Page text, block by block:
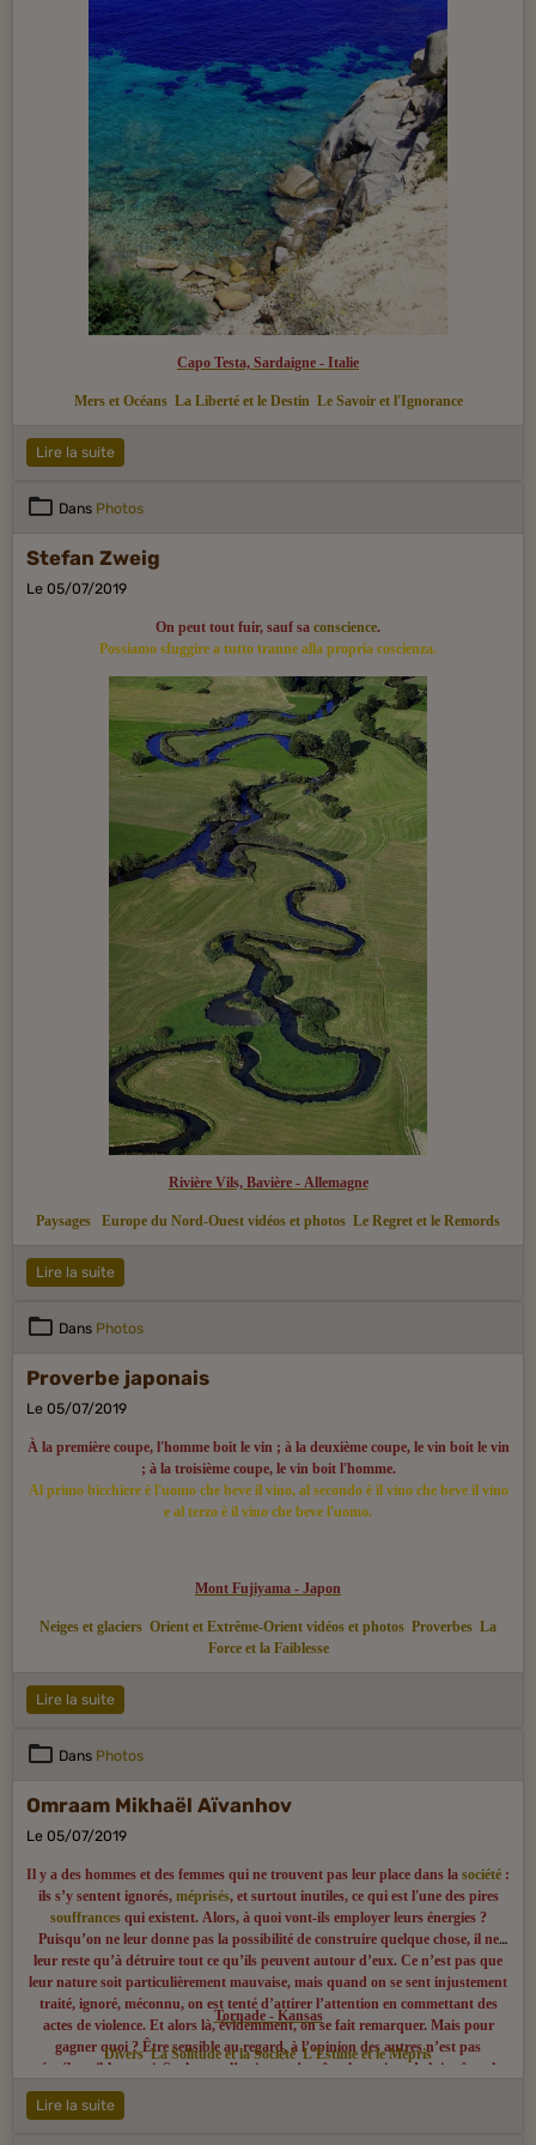
Capo Testa, Sardaigne - Italie
Mers et Océans La Liberté et le Destin Le Savoir et l'Ignorance
Lire la suite
Dans Photos
Stefan Zweig
Le 05/07/2019
On peut tout fuir, sauf sa conscience.
Possiamo sfuggire a tutto tranne alla propria coscienza.
Rivière Vils, Bavière - Allemagne
Paysages Europe du Nord-Ouest vidéos et photos Le Regret et le Remords
Lire la suite
Dans Photos
Proverbe japonais
Le 05/07/2019
À la première coupe, l'homme boit le vin ; à la deuxième coupe, le vin boit le vin
; à la troisième coupe, le vin boit l'homme.
Al primo bicchiere è l'uomo che beve il vino, al secondo è il vino che beve il vino
e al terzo è il vino che beve l'uomo.
Mont Fujiyama - Japon
Neiges et glaciers Orient et Extrême-Orient vidéos et photos Proverbes La
Force et la Faiblesse
Lire la suite
Dans Photos
Omraam Mikhaël Aïvanhov
Le 05/07/2019
Il y a des hommes et des femmes qui ne trouvent pas leur place dans la société :
ils s’y sentent ignorés, méprisés, et surtout inutiles, ce qui est l'une des pires
souffrancesqui existent. Alors, à quoi vont-ils employer leurs énergies ?
Puisqu’on ne leur donne pas la possibilité de construire quelque chose, il ne
leur reste qu’à détruire tout ce qu’ils peuvent autour d’eux. Ce n’est pas que
leur nature soit particulièrement mauvaise, mais quand on se sent injustement
traité, ignoré, méconnu, on est tenté d’attirer l’attention en commettant des
actes de violence. Et alors là, évidemment, on se fait remarquer. Mais pour
gagner quoi ? Être sensible au regard, à l’opinion des autres n’est pas
répréhensible en soi. Seulement l’estime qu’un être humain a de lui-même, le
sens de sa propre valeur ne doit jamais dépendre de ce regard, de cette opinion,
mais de la conscience du travail qu’il fait dans le secret de son cœur pour le
Tornade - Kansas
Divers La Solitude et la Société L'Estime et le Mépris
Lire la suite